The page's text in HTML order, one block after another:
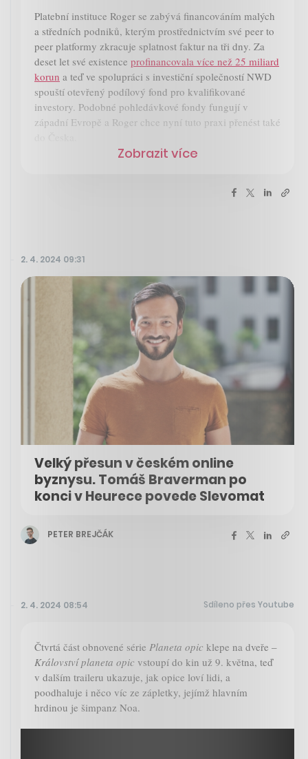
Platební instituce Roger se zabývá financováním malých
a středních podniků, kterým prostřednictvím své peer to
peer platformy zkracuje splatnost faktur na tři dny. Za
deset let své existence profinancovala více než 25 miliard
korun a teď ve spolupráci s investiční společností NWD
spouští otevřený podílový fond pro kvalifikované
investory. Podobné pohledávkové fondy fungují v
západní Evropě a Roger chce nyní tuto praxi přenést také
Zobrazit více
2. 4. 2024 09:31
Velký přesun v českém online
byznysu. Tomáš Braverman po
konci v Heurece povede Slevomat
PETER BREJČÁK
2. 4. 2024 08:54 Sdíleno přes Youtube
Čtvrtá část obnovené série Planeta opic klepe na dveře –
Království planeta opic vstoupí do kin už 9. května, teď
v dalším traileru ukazuje, jak opice loví lidi, a
poodhaluje i něco víc ze zápletky, jejímž hlavním
hrdinou je šimpanz Noa.